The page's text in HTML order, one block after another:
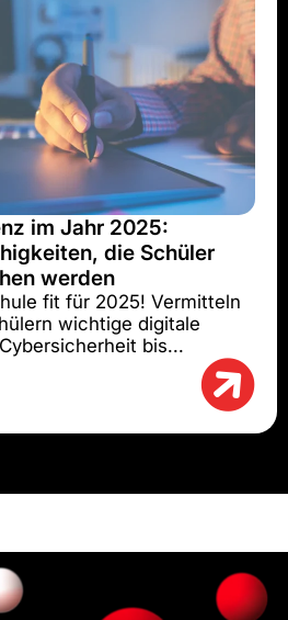
im Jahr 2025:
die Schüler
werden
fit für 2025! Vermitteln
wichtige digitale
bis...